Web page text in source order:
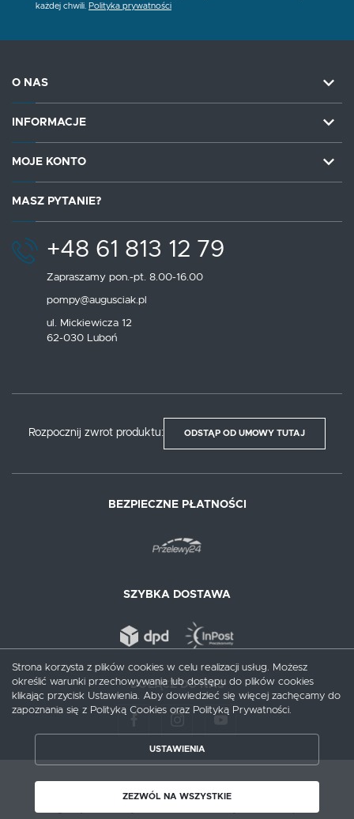
każdej chwili. Polityka prywatności
O NAS
INFORMACJE
MOJE KONTO
MASZ PYTANIE?
+48 61 813 12 79
Zapraszamy pon.-pt. 8.00-16.00
pompy@augusciak.pl
ul. Mickiewicza 12
62-030 Luboń
Rozpocznij zwrot produktu: ODSTĄP OD UMOWY TUTAJ
BEZPIECZNE PŁATNOŚCI
SZYBKA DOSTAWA
DOŁĄCZ DO NAS
Copyright by augusciak.pl
Strona korzysta z plików cookies w celu realizacji usług. Możesz
określić warunki przechowywania lub dostępu do plików cookies
klikając przycisk Ustawienia. Aby dowiedzieć się więcej zachęcamy do
zapoznania się z Polityką Cookies oraz Polityką Prywatności.
USTAWIENIA
ZEZWÓL NA WSZYSTKIE
ZEZWÓL NA WSZYSTKIE